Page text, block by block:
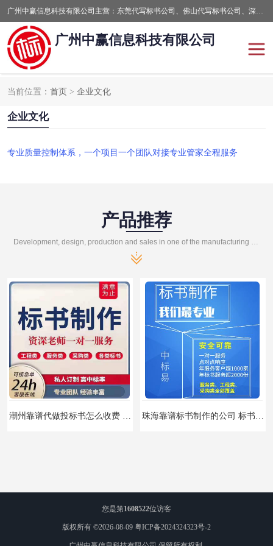
广州中赢信息科技有限公司主营：东莞代写标书公司、佛山代写标书公司、深圳代写标书公司等,食品类标书、工程类类标书,经验丰富的标书制作团队,24小时加急服务,多对一服务。
广州中赢信息科技有限公司
当前位置： 首页 > 企业文化
企业文化
专业质量控制体系，一个项目一个团队对接专业管家全程服务
产品推荐
Development, design, production and sales in one of the manufacturing enterprises
潮州靠谱代做投标书怎么收费 标书怎么做 珠海靠谱标书制作的公司 标书制作课程
您是第1608522位访客
版权所有 ©2026-08-09 粤ICP备2024324323号-2